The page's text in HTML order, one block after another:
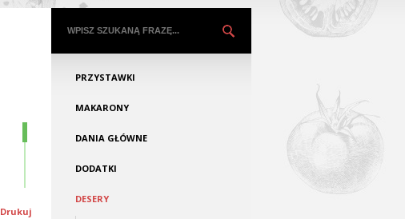
Drukuj
PRZYSTAWKI
MAKARONY
DANIA GŁÓWNE
DODATKI
DESERY